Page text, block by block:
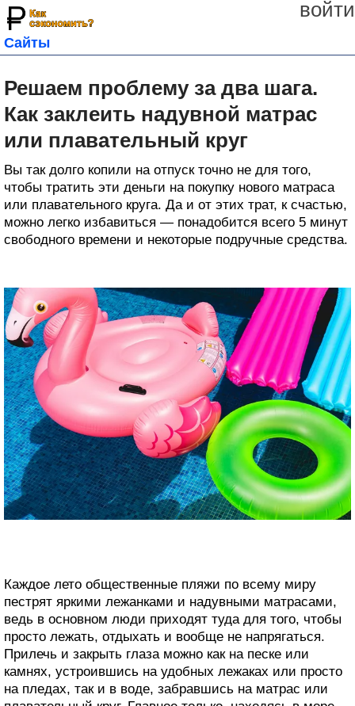
войти
Сайты
Решаем проблему за два шага.
Как заклеить надувной матрас
или плавательный круг
Вы так долго копили на отпуск точно не для того,
чтобы тратить эти деньги на покупку нового матраса
или плавательного круга. Да и от этих трат, к счастью,
можно легко избавиться — понадобится всего 5 минут
свободного времени и некоторые подручные средства.
Каждое лето общественные пляжи по всему миру
пестрят яркими лежанками и надувными матрасами,
ведь в основном люди приходят туда для того, чтобы
просто лежать, отдыхать и вообще не напрягаться.
Прилечь и закрыть глаза можно как на песке или
камнях, устроившись на удобных лежаках или просто
на пледах, так и в воде, забравшись на матрас или